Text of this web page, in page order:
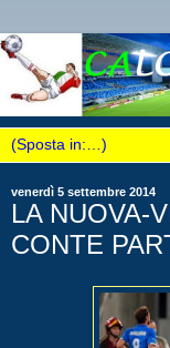
venerdì 5 settembre 2014
LA NUOVA-
CONTE